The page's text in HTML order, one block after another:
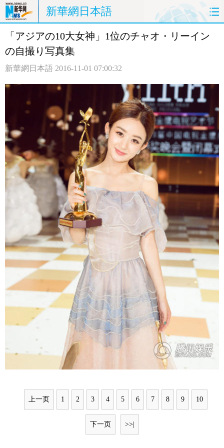
新華網日本語
ホームページ 政治 経済
写真
中日対訳
「アジアの10大女神」1位のチャオ・リーイン
の自撮り写真集
新華網日本語 2016-11-01 07:00:32
上一页 1 2 3 4 5 6 7 8 9 10
下一页 >>|